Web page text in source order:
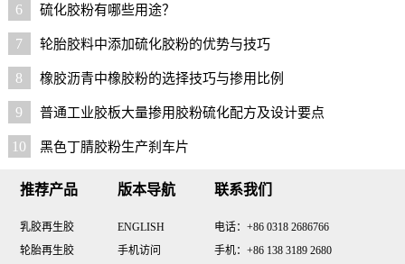
6 硫化胶粉有哪些用途？
7 轮胎胶料中添加硫化胶粉的优势与技巧
8 橡胶沥青中橡胶粉的选择技巧与掺用比例
9 普通工业胶板大量掺用胶粉硫化配方及设计要点
10 黑色丁腈胶粉生产刹车片
推荐产品
乳胶再生胶
轮胎再生胶
版本导航
ENGLISH
手机访问
联系我们
电话：+86 0318 2686766
手机：+86 138 3189 2680